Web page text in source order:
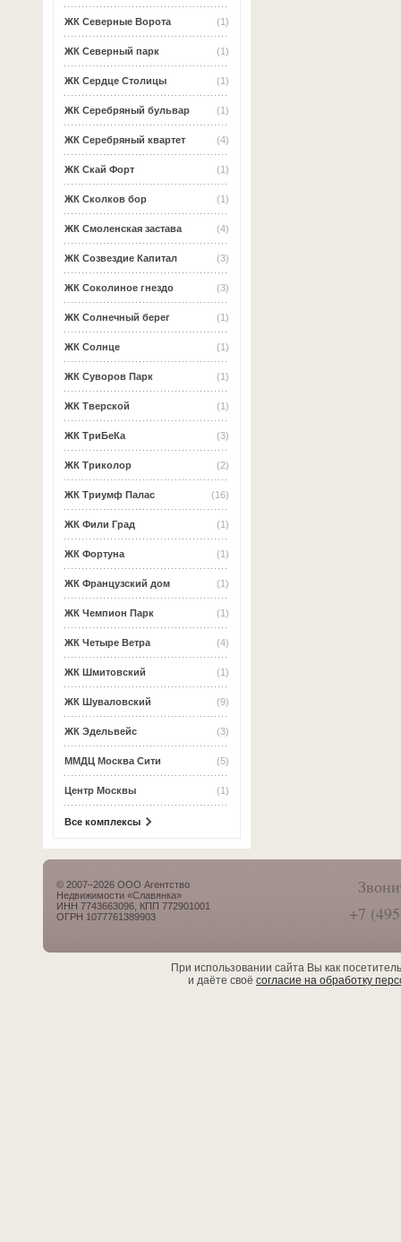
(1)
ЖК Северные Ворота
(1)
ЖК Северный парк
(1)
ЖК Сердце Столицы
(1)
ЖК Серебряный бульвар
(4)
ЖК Серебряный квартет
(1)
ЖК Скай Форт
(1)
ЖК Сколков бор
(4)
ЖК Смоленская застава
(3)
ЖК Созвездие Капитал
(3)
ЖК Соколиное гнездо
(1)
ЖК Солнечный берег
(1)
ЖК Солнце
(1)
ЖК Суворов Парк
(1)
ЖК Тверской
(3)
ЖК ТриБеКа
(2)
ЖК Триколор
(16)
ЖК Триумф Палас
(1)
ЖК Фили Град
(1)
ЖК Фортуна
(1)
ЖК Французский дом
(1)
ЖК Чемпион Парк
(4)
ЖК Четыре Ветра
(1)
ЖК Шмитовский
(9)
ЖК Шуваловский
(3)
ЖК Эдельвейс
(5)
ММДЦ Москва Сити
(1)
Центр Москвы
Все комплексы
© 2007–2026 ООО Агентство
Недвижимости «Славянка»
ИНН 7743663096, КПП 772901001
ОГРН 1077761389903
+7
При использовании сайта Вы как
и даёте своё согласие на обработку